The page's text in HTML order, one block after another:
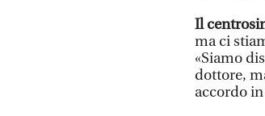
Il
ma ci
«Siamo
dottore,
accordo